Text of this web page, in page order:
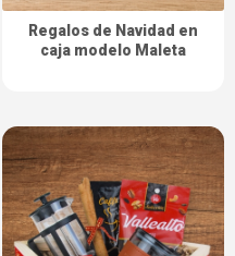
Regalos de Navidad en
caja modelo Maleta